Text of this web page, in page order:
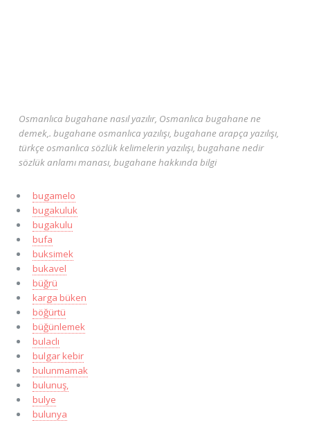
Osmanlıca bugahane nasıl yazılır, Osmanlıca bugahane ne
demek,. bugahane osmanlıca yazılışı, bugahane arapça yazılışı,
türkçe osmanlıca sözlük kelimelerin yazılışı, bugahane nedir
sözlük anlamı manası, bugahane hakkında bilgi
bugamelo
bugakuluk
bugakulu
bufa
buksimek
bukavel
büğrü
karga büken
böğürtü
büğünlemek
bulaclı
bulgar kebir
bulunmamak
bulunuş,
bulye
bulunya